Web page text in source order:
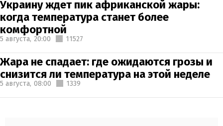
Украину ждет пик африканской жары:
когда температура станет более
комфортной
5 августа, 20:00 11527
Жара не спадает: где ожидаются грозы и
снизится ли температура на этой неделе
5 августа, 08:00 1339